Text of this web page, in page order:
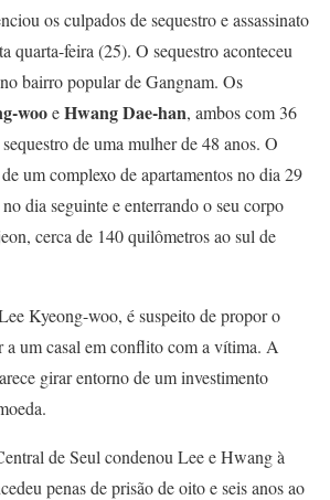
os culpados de sequestro e assassinato
quarta-feira (25). O sequestro aconteceu
bairro popular de Gangnam. Os
wooeHwang Dae-han, ambos com 36
de uma mulher de 48 anos. O
um complexo de apartamentos no dia 29
dia seguinte e enterrando o seu corpo
cerca de 140 quilômetros ao sul de
Kyeong-woo, é suspeito de propor o
a um casal em conflito com a vítima. A
girar entorno de um investimento
de Seul condenou Lee e Hwang à
penas de prisão de oito e seis anos ao